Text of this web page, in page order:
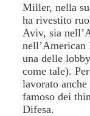
Miller, nella
ha rivestito
Aviv, sia
una delle
come tale).
lavorato
famoso dei
Difesa.